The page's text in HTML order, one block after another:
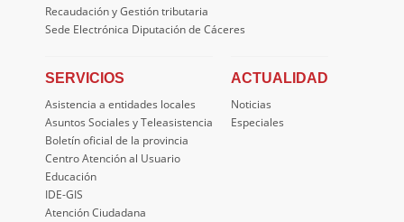
Recaudación y Gestión tributaria
Sede Electrónica Diputación de Cáceres
SERVICIOS
Asistencia a entidades locales
Asuntos Sociales y Teleasistencia
Boletín oficial de la provincia
Centro Atención al Usuario
Educación
IDE-GIS
Atención Ciudadana
ACTUALIDAD
Noticias
Especiales